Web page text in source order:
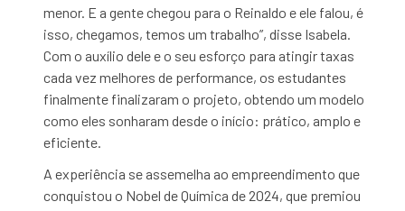
menor. E a gente chegou para o Reinaldo e ele falou, é
isso, chegamos, temos um trabalho”, disse Isabela.
Com o auxílio dele e o seu esforço para atingir taxas
cada vez melhores de performance, os estudantes
finalmente finalizaram o projeto, obtendo um modelo
como eles sonharam desde o início: prático, amplo e
eficiente.
A experiência se assemelha ao empreendimento que
conquistou o Nobel de Química de 2024, que premiou